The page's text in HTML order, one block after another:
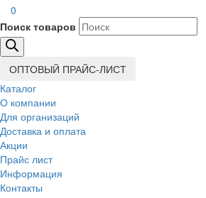
0
Поиск товаров
ОПТОВЫЙ ПРАЙС-ЛИСТ
Каталог
О компании
Для организаций
Доставка и оплата
Акции
Прайс лист
Информация
Контакты